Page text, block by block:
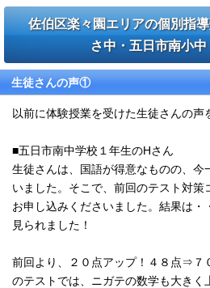
佐伯区楽々園エリアの個別指
さ中・五日市南小
生徒さんの声①
以前に体験授業を受けた生徒さんの声
■五日市南中学校１年生のHさん
生徒さんは、国語が得意なものの、今
いました。そこで、前回のテスト対策
お申し込みくださいました。結果は
見られました！
前回より、２０点アップ！４８点⇒７
のテストでは、ニガテの数学も大きく